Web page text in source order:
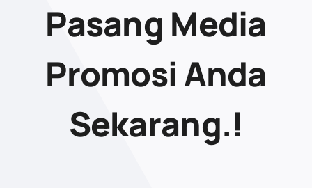
Pasang Media
Promosi Anda
Sekarang.!